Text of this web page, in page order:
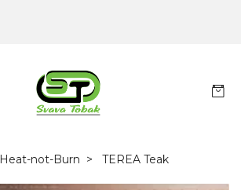
Heat-not-Burn TEREA Teak